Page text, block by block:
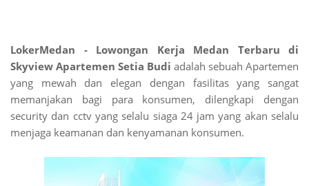
LokerMedan - Lowongan Kerja Medan Terbaru di
Skyview Apartemen Setia Budi adalah sebuah Apartemen
yang mewah dan elegan dengan fasilitas yang sangat
memanjakan bagi para konsumen, dilengkapi dengan
security dan cctv yang selalu siaga 24 jam yang akan selalu
menjaga keamanan dan kenyamanan konsumen.